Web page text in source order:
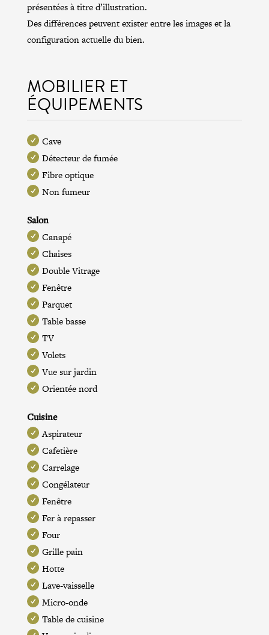
présentées à titre d’illustration.
Des différences peuvent exister entre les images et la
configuration actuelle du bien.
MOBILIER ET
ÉQUIPEMENTS
Cave
Détecteur de fumée
Fibre optique
Non fumeur
Salon
Canapé
Chaises
Double Vitrage
Fenêtre
Parquet
Table basse
TV
Volets
Vue sur jardin
Orientée nord
Cuisine
Aspirateur
Cafetière
Carrelage
Congélateur
Fenêtre
Fer à repasser
Four
Grille pain
Hotte
Lave-vaisselle
Micro-onde
Table de cuisine